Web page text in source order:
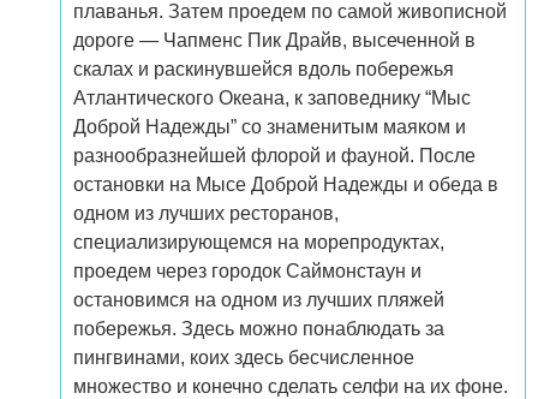
плаванья. Затем проедем по самой живописной
дороге — Чапменс Пик Драйв, высеченной в
скалах и раскинувшейся вдоль побережья
Атлантического Океана, к заповеднику “Мыс
Доброй Надежды” со знаменитым маяком и
разнообразнейшей флорой и фауной. После
остановки на Мысе Доброй Надежды и обеда в
одном из лучших ресторанов,
специализирующемся на морепродуктах,
проедем через городок Саймонстаун и
остановимся на одном из лучших пляжей
побережья. Здесь можно понаблюдать за
пингвинами, коих здесь бесчисленное
множество и конечно сделать селфи на их фоне.